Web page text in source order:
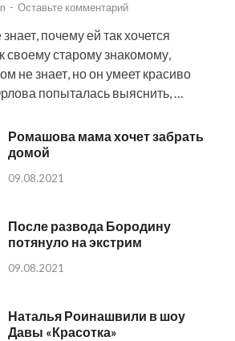
- Оставьте комментарий
почему ей так хочется
своему старому знакомому,
не знает, но он умеет красиво
попыталась выяснить, …
Ромашова мама хочет забрать
домой
09.08.2021
После развода Бородину
потянуло на экстрим
09.08.2021
Наталья Роинашвили в шоу
Давы «Красотка»